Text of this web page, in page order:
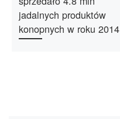
jadalnych produktów
konopnych w roku 2014